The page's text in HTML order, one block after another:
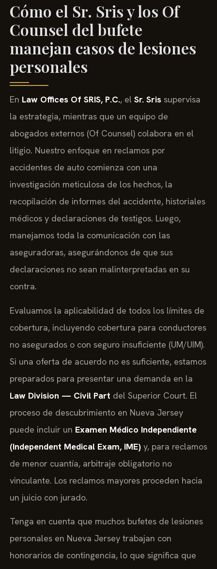
Cómo el Sr. Sris y los Of
Counsel del bufete
manejan casos de lesiones
personales
En Law Offices Of SRIS, P.C., el Sr. Sris supervisa
la estrategia, mientras que un equipo de
abogados externos (Of Counsel) colabora en el
litigio. Nuestro enfoque en reclamos por
accidentes de auto comienza con una
investigación meticulosa de los hechos, la
recopilación de informes del accidente, historiales
médicos y declaraciones de testigos. Luego,
manejamos toda la comunicación con las
aseguradoras, asegurándonos de que sus
declaraciones no sean malinterpretadas en su
contra.
Evaluamos la aplicabilidad de todos los límites de
cobertura, incluyendo cobertura para conductores
no asegurados o con seguro insuficiente (UM/UIM).
Si una oferta de acuerdo no es suficiente, estamos
preparados para presentar una demanda en la
Law Division — Civil Part del Superior Court. El
proceso de descubrimiento en Nueva Jersey
puede incluir un Examen Médico Independiente
(Independent Medical Exam, IME) y, para reclamos
de menor cuantía, arbitraje obligatorio no
vinculante. Los reclamos mayores proceden hacia
un juicio con jurado.
Tenga en cuenta que muchos bufetes de lesiones
personales en Nueva Jersey trabajan con
honorarios de contingencia, lo que significa que